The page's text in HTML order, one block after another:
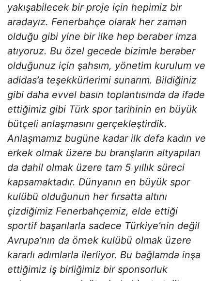
yakışabilecek bir proje için hepimiz bir
aradayız. Fenerbahçe olarak her zaman
olduğu gibi yine bir ilke hep beraber imza
atıyoruz. Bu özel gecede bizimle beraber
olduğunuz için şahsım, yönetim kurulum ve
adidas’a teşekkürlerimi sunarım. Bildiğiniz
gibi daha evvel basın toplantısında da ifade
ettiğimiz gibi Türk spor tarihinin en büyük
bütçeli anlaşmasını gerçekleştirdik.
Anlaşmamız bugüne kadar ilk defa kadın ve
erkek olmak üzere bu branşların altyapıları
da dahil olmak üzere tam 5 yıllık süreci
kapsamaktadır. Dünyanın en büyük spor
kulübü olduğunun her fırsatta altını
çizdiğimiz Fenerbahçemiz, elde ettiği
sportif başarılarla sadece Türkiye’nin değil
Avrupa’nın da örnek kulübü olmak üzere
kararlı adımlarla ilerliyor. Bu bağlamda inşa
ettiğimiz iş birliğimiz bir sponsorluk